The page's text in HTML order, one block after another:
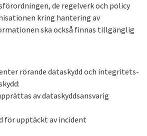
de regelverk och policy
kring hantering av
ska också finnas tillgänglig
rörande dataskydd och integritets-
av dataskyddsansvarig
för upptäckt av incident